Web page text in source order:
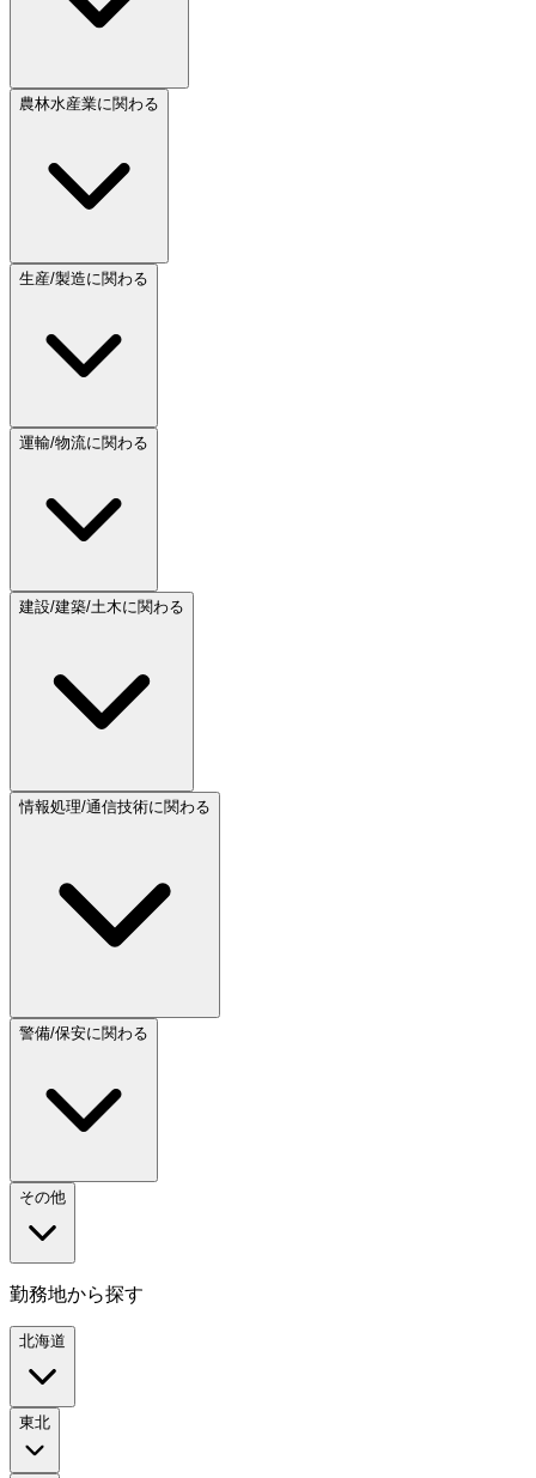
農林水産業に関わる
生産/製造に関わる
運輸/物流に関わる
建設/建築/土木に関わる
情報処理/通信技術に関わる
警備/保安に関わる
その他
勤務地から探す
北海道
東北